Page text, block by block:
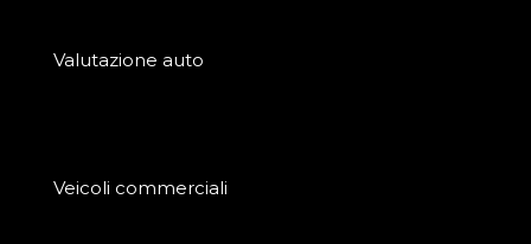
Valutazione auto
Veicoli commerciali